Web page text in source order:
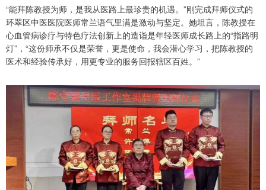
“能拜陈教授为师，是我从医路上最珍贵的机遇。”刚完成拜师仪式的
环翠区中医医院医师常兰语气里满是激动与坚定。她坦言，陈教授在
心血管病诊疗与特色疗法创新上的造诣是年轻医师成长路上的“指路明
灯”，“这份师承不仅是荣誉，更是使命，我会潜心学习，把陈教授的
医术和经验传承好，用更专业的服务回报辖区百姓。”